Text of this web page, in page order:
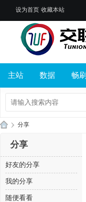
设为首页 收藏本站
主站 数据 畅刷
面
条
站
› 分享
分享
好友的分享
我的分享
随便看看